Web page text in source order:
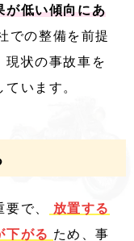
が低い傾向にあ
での整備を前提
現状の事故車を
います。
で、
放置する
下がる ため、事